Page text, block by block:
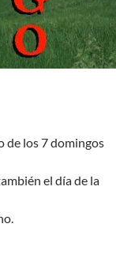
de los 7 domingos
el día de la